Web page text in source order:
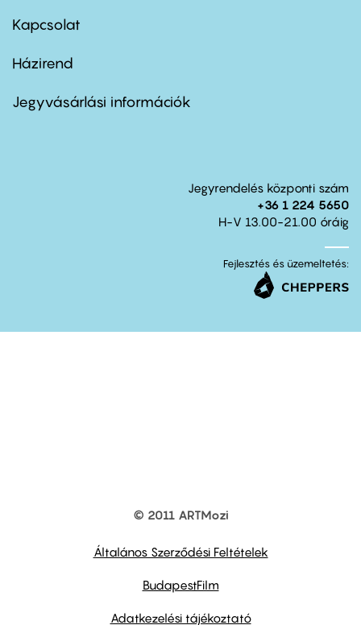
firstKapcsolat
Footer
second
Házirend
Jegyvásárlási információk
Jegyrendelés központi szám
+36 1 224 5650
H-V 13.00-21.00 óráig
Fejlesztés és üzemeltetés:
© 2011 ARTMozi
Általános Szerződési Feltételek
BudapestFilm
Adatkezelési tájékoztató